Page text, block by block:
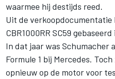
waarmee hij destijds reed.
Uit de
CBR1000RR SC59
In dat jaar was Schumacher
Formule 1 bij Mercedes.
opnieuw op de motor voor